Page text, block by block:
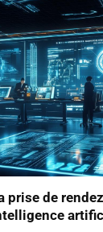
prise de